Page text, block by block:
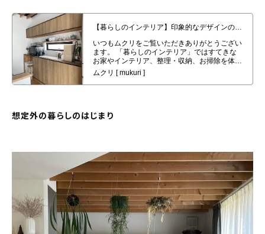
会社概要
プライバシーポリシー
お問い合わせ
【暮らしのインテリア】印象的なデザインの造作部分と、１階の家具〜８０%
標準仕様の家に暮らす(mil_lefl___eurさん）
想定外の暮らしのはじまり